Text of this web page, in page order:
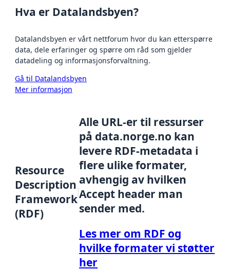
Hva er Datalandsbyen?
Datalandsbyen er vårt nettforum hvor du kan etterspørre
data, dele erfaringer og spørre om råd som gjelder
datadeling og informasjonsforvaltning.
Gå til Datalandsbyen
Mer informasjon
Resource
Description
Framework
(RDF)
Alle URL-er til ressurser
på data.norge.no kan
levere RDF-metadata i
flere ulike formater,
avhengig av hvilken
Accept header man
sender med.
Les mer om RDF og
hvilke formater vi støtter
her